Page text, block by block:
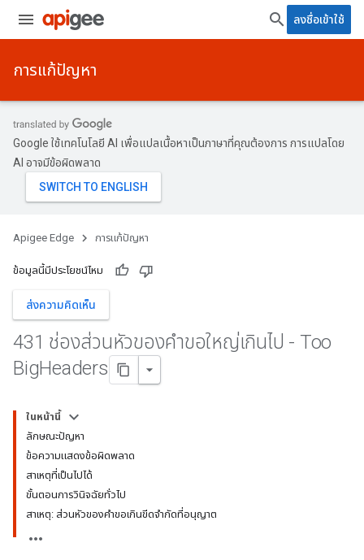
ลงชื่อเข้าใช้
การแก้ปัญหา
Google ใช้เทคโนโลยี AI เพื่อแปลเนื้อหาเป็นภาษาที่คุณต้องการ การแปลโดย
AI อาจมีข้อผิดพลาด
Apigee Edge การแก้ปัญหา
ข้อมูลนี้มีประโยชน์ไหม
ส่งความคิดเห็น
431 ช่องส่วนหัวของคําขอใหญ่เกินไป - Too
BigHeaders
ในหน้านี้
ลักษณะปัญหา
ข้อความแสดงข้อผิดพลาด
สาเหตุที่เป็นไปได้
ขั้นตอนการวินิจฉัยทั่วไป
สาเหตุ: ส่วนหัวของคำขอเกินขีดจำกัดที่อนุญาต